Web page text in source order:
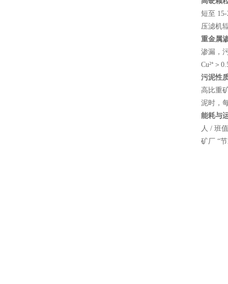
短至
压滤机
重金属
渗漏，
Cu²⁺＞
污泥性
高比重
泥时，
能耗与
人 / 班
矿厂 “